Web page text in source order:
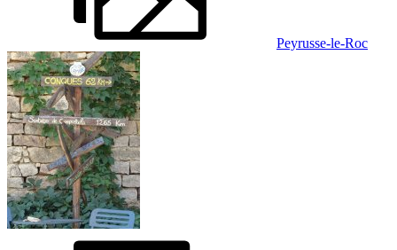
Peyrusse-le-Roc